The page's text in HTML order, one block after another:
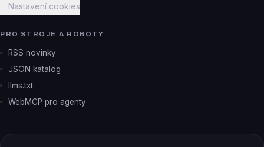
Nastavení cookies
PRO STROJE A ROBOTY
RSS novinky
JSON katalog
llms.txt
WebMCP pro agenty